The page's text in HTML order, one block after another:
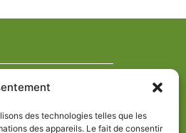
des technologies telles que les
des appareils. Le fait de consentir